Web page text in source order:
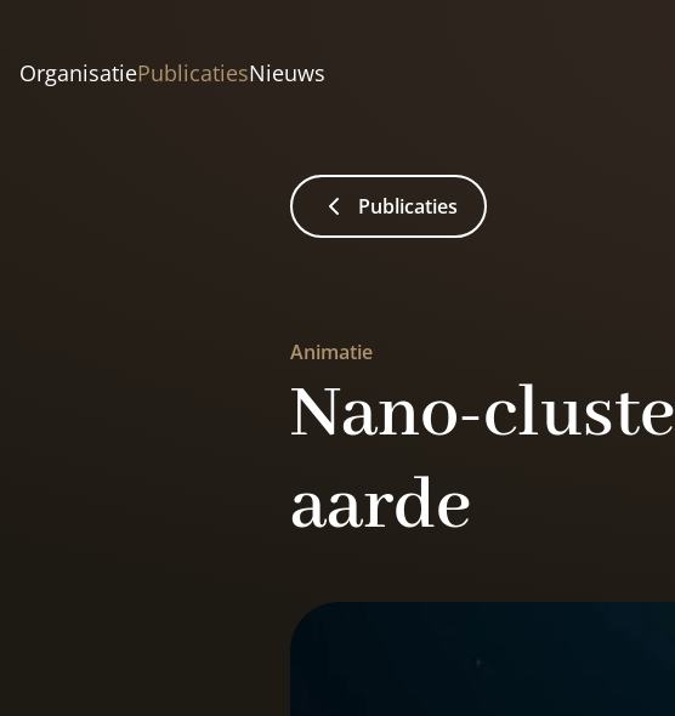
OrganisatiePublicatiesNieuws
Publicaties
Animatie
Nano-
aarde